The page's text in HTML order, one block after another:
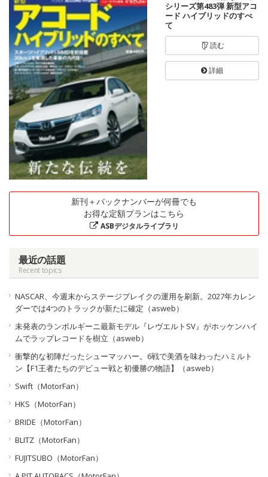
シリーズ第483弾 新型アコ
ード ハイブリッドのすべ
て
読む
詳細
新刊＋バックナンバーが何冊でも
お得な定額プランはこちら
ASBデジタルライブラリ
最近の話題
Recent topics
NASCAR、今週末からステージブレイクの運用を刷新。2027年カレン
ダーでは4つのトラックが新たに確定（asweb）
未発表のランボルギーニ最新モデル『レヴエルトSV』がホッケンハイ
ムでラップレコードを樹立（asweb）
衝撃的な初陣だったシューマッハー。6戦で美酒を味わったハミルト
ン【F1王者たちのデビュー戦と初優勝の物語】（asweb）
Swift（MotorFan）
HKS（MotorFan）
BRIDE（MotorFan）
BLITZ（MotorFan）
FUJITSUBO（MotorFan）